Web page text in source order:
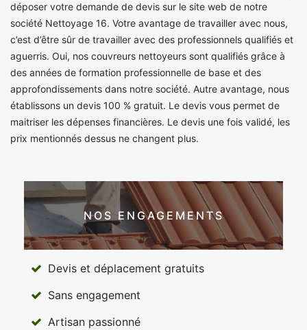
déposer votre demande de devis sur le site web de notre
société Nettoyage 16. Votre avantage de travailler avec nous,
c’est d’être sûr de travailler avec des professionnels qualifiés et
aguerris. Oui, nos couvreurs nettoyeurs sont qualifiés grâce à
des années de formation professionnelle de base et des
approfondissements dans notre société. Autre avantage, nous
établissons un devis 100 % gratuit. Le devis vous permet de
maitriser les dépenses financières. Le devis une fois validé, les
prix mentionnés dessus ne changent plus.
NOS ENGAGEMENTS
Devis et déplacement gratuits
Sans engagement
Artisan passionné